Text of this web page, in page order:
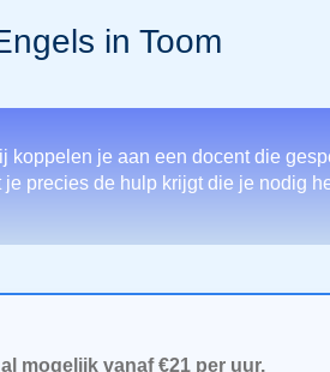
in Toom
koppelen je aan een docent die
precies de hulp krijgt die je nodig
mogelijk vanaf €21 per uur.